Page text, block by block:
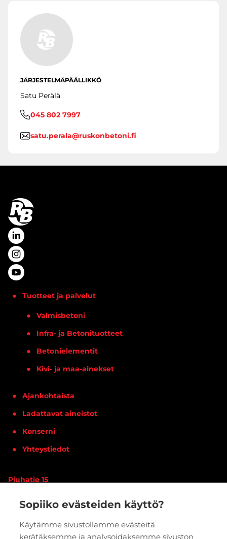
Sopiiko evästeiden käyttö?
Käytämme sivustollamme evästeitä
kerätäksemme ja analysoidaksemme sivuston
JÄRJESTELMÄPÄÄLLIKKÖ
Satu Perälä
045 802 7997
satu.perala@ruskonbetoni.fi
Tuotteet ja palvelut
Valmisbetoni
Infra- ja Betonituotteet
Betonielementit
Kivi- ja maa-ainekset
Ajankohtaista
Ladattavat aineistot
Konserni
Yhteystiedot
Piuhatie 15
PYYDÄ TARJOUS VERKKOKAUPPA